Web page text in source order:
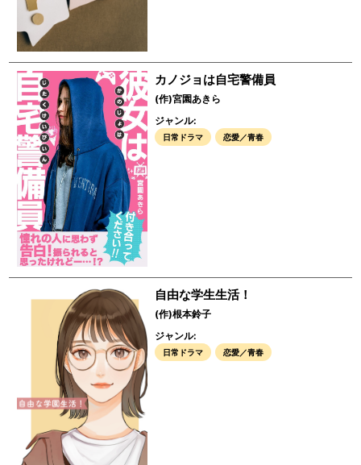
カノジョは自宅警備員
(作)宮園あきら
ジャンル:
日常ドラマ 恋愛／青春
自由な学生生活！
(作)根本鈴子
ジャンル:
日常ドラマ 恋愛／青春